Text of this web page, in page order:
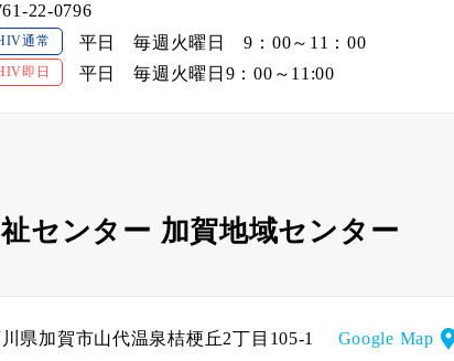
22-0796
通常 平日 毎週火曜日 9：00～11：00
即日 平日 毎週火曜日9：00～11:00
センター 加賀地域センター
県加賀市山代温泉桔梗丘2丁目105-1 Google Map